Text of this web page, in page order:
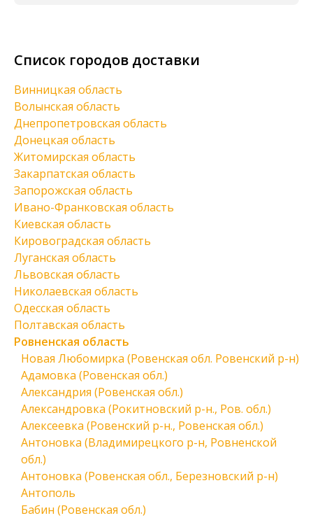
Список городов доставки
Винницкая область
Волынская область
Днепропетровская область
Донецкая область
Житомирская область
Закарпатская область
Запорожская область
Ивано-Франковская область
Киевская область
Кировоградская область
Луганская область
Львовская область
Николаевская область
Одесская область
Полтавская область
Ровненская область
Новая Любомирка (Ровенская обл. Ровенский р-н)
Адамовка (Ровенская обл.)
Александрия (Ровенская обл.)
Александровка (Рокитновский р-н., Ров. обл.)
Алексеевка (Ровенский р-н., Ровенская обл.)
Антоновка (Владимирецкого р-н, Ровненской
обл.)
Антоновка (Ровенская обл., Березновский р-н)
Антополь
Бабин (Ровенская обл.)